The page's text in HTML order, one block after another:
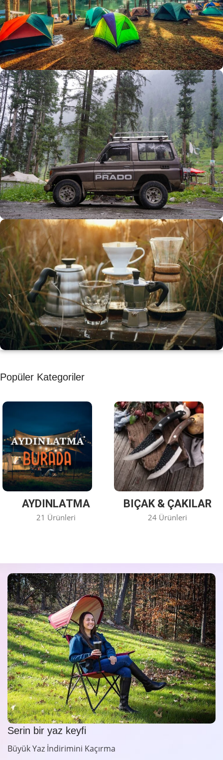
Büyük Yaz İndirimi
0
Günler
00
Hr
00
Min
00
SSK
Alışverişe Başla
ARAÇ AKSESUARLARI
SATIŞ VE MONTAJ
Keşfet
KAHVE KEYFİ
Kahvemizi Denediniz mi ?
Keşfet
Popüler Kategoriler
AYDINLATMA
21 Ürünleri
BIÇAK & ÇAKILAR
24 Ürünleri
Serin bir yaz keyfi
Büyük Yaz İndirimini Kaçırma